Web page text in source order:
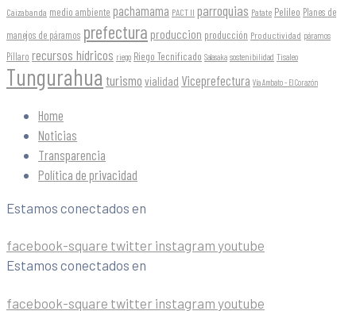
Caizabanda medio ambiente pachamama PACT II parroquias Patate Pelileo Planes de
manejos de páramos prefectura produccion producción Productividad páramos
Píllaro recursos hídricos riego Riego Tecnificado Salasaka sostenibilidad Tisaleo
Tungurahua turismo vialidad Viceprefectura Vía Ambato - El Corazón
Home
Noticias
Transparencia
Política de privacidad
Estamos conectados en
facebook-square twitter instagram youtube
Estamos conectados en
facebook-square twitter instagram youtube